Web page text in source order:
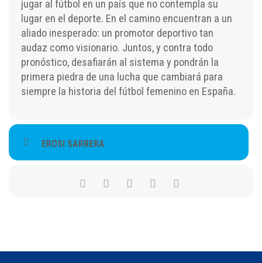
jugar al fútbol en un país que no contempla su
lugar en el deporte. En el camino encuentran a un
aliado inesperado: un promotor deportivo tan
audaz como visionario. Juntos, y contra todo
pronóstico, desafiarán al sistema y pondrán la
primera piedra de una lucha que cambiará para
siempre la historia del fútbol femenino en España.
EROSI SARRERA